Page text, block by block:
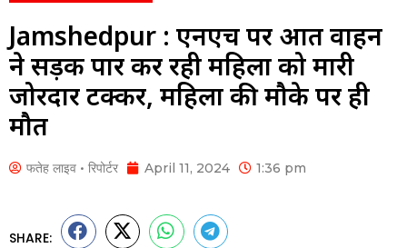
Jamshedpur : एनएच पर अज्ञात वाहन
ने सड़क पार कर रही महिला को मारी
जोरदार टक्कर, महिला की मौके पर ही
मौत
फतेह लाइव • रिपोर्टर April 11, 2024 1:36 pm
SHARE: